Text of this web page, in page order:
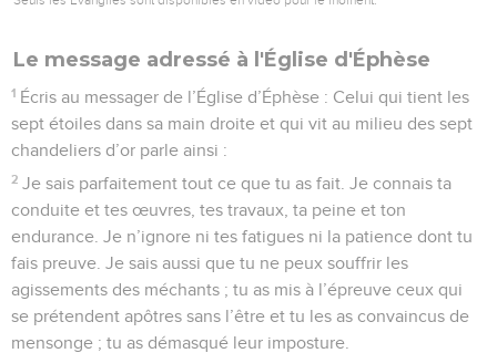
Le message adressé à l'Église d'Éphèse
1 Écris au messager de l’Église d’Éphèse : Celui qui tient les
sept étoiles dans sa main droite et qui vit au milieu des sept
chandeliers d’or parle ainsi :
2 Je sais parfaitement tout ce que tu as fait. Je connais ta
conduite et tes œuvres, tes travaux, ta peine et ton
endurance. Je n’ignore ni tes fatigues ni la patience dont tu
fais preuve. Je sais aussi que tu ne peux souffrir les
agissements des méchants ; tu as mis à l’épreuve ceux qui
se prétendent apôtres sans l’être et tu les as convaincus de
mensonge ; tu as démasqué leur imposture.